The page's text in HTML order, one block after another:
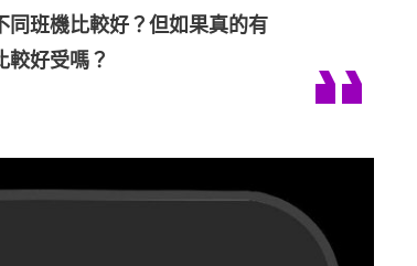
同班機比較好？但如果真的有
較好受嗎？